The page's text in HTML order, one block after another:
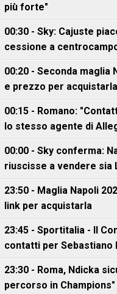
più forte"
00:30 - Sky: Cajuste
cessione a
00:20 - Seconda maglia
e prezzo per
00:15 - Romano:
lo stesso agente di
00:00 - Sky conferma:
riuscisse a vendere sia
23:50 - Maglia Napoli
link per acquistarla
23:45 - Sportitalia - Il
contatti per Sebastiano
23:30 - Roma, Ndicka
percorso in Champions"